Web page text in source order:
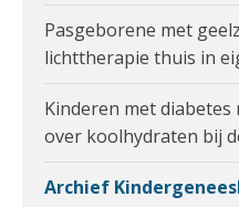
Pasgeborene met
lichttherapie thuis in
Kinderen met
over koolhydraten bij
Archief